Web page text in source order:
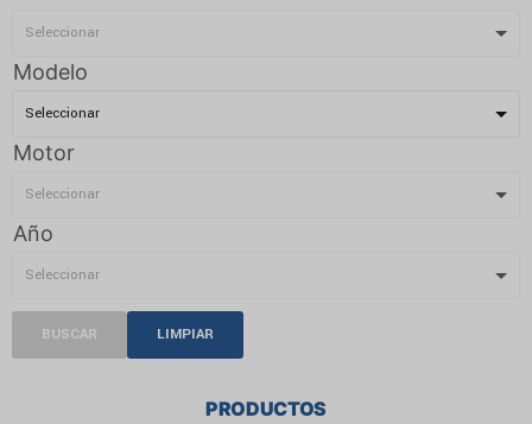
Modelo
Motor
Año
BUSCAR LIMPIAR
PRODUCTOS